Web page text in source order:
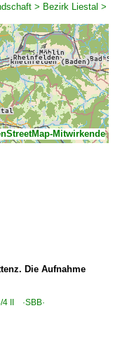
> Bezirk Liestal >
Mitwirkende
Die Aufnahme
II ·SBB·